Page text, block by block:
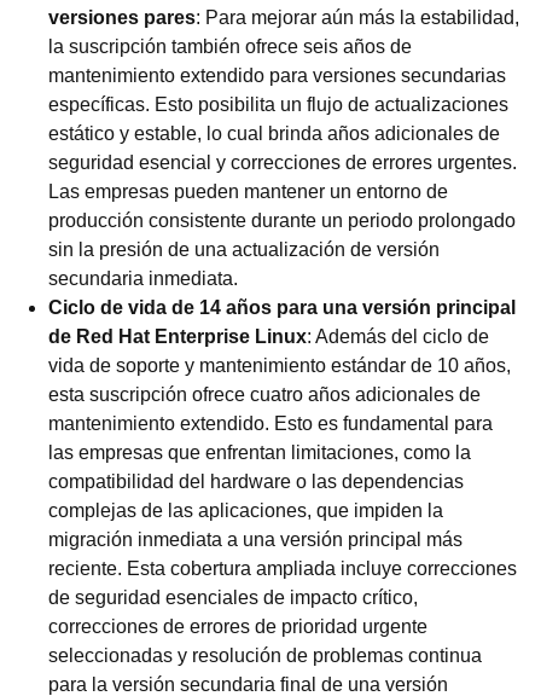
versiones pares: Para mejorar aún más la estabilidad,
la suscripción también ofrece seis años de
mantenimiento extendido para versiones secundarias
específicas. Esto posibilita un flujo de actualizaciones
estático y estable, lo cual brinda años adicionales de
seguridad esencial y correcciones de errores urgentes.
Las empresas pueden mantener un entorno de
producción consistente durante un periodo prolongado
sin la presión de una actualización de versión
secundaria inmediata.
Ciclo de vida de 14 años para una versión principal
de Red Hat Enterprise Linux: Además del ciclo de
vida de soporte y mantenimiento estándar de 10 años,
esta suscripción ofrece cuatro años adicionales de
mantenimiento extendido. Esto es fundamental para
las empresas que enfrentan limitaciones, como la
compatibilidad del hardware o las dependencias
complejas de las aplicaciones, que impiden la
migración inmediata a una versión principal más
reciente. Esta cobertura ampliada incluye correcciones
de seguridad esenciales de impacto crítico,
correcciones de errores de prioridad urgente
seleccionadas y resolución de problemas continua
para la versión secundaria final de una versión